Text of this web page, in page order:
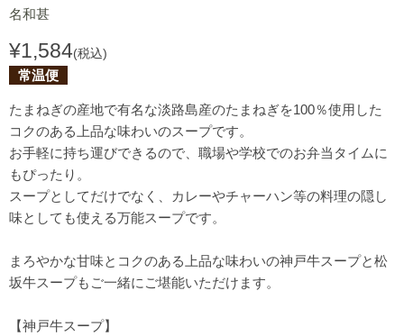
名和甚
¥1,584(税込)
常温便
たまねぎの産地で有名な淡路島産のたまねぎを100％使用した
コクのある上品な味わいのスープです。
お手軽に持ち運びできるので、職場や学校でのお弁当タイムに
もぴったり。
スープとしてだけでなく、カレーやチャーハン等の料理の隠し
味としても使える万能スープです。
まろやかな甘味とコクのある上品な味わいの神戸牛スープと松
坂牛スープもご一緒にご堪能いただけます。
【神戸牛スープ】